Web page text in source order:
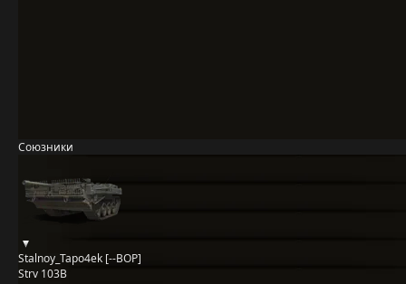
Союзники
Stalnoy_Tapo4ek [--BOP]
Strv 103B